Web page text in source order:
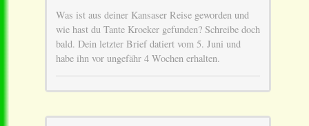
Was ist aus deiner Kansaser Reise geworden und
wie hast du Tante Kroeker gefunden? Schreibe doch
bald. Dein letzter Brief datiert vom 5. Juni und
habe ihn vor ungefähr 4 Wochen erhalten.